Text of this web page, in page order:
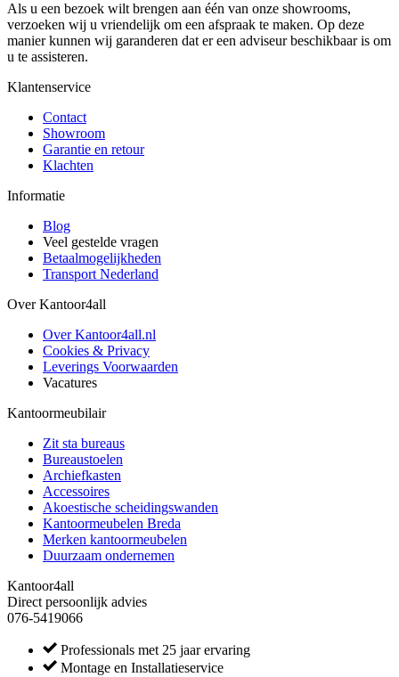
Als u een bezoek wilt brengen aan één van onze showrooms,
verzoeken wij u vriendelijk om een afspraak te maken. Op deze
manier kunnen wij garanderen dat er een adviseur beschikbaar is om
u te assisteren.
Klantenservice
Contact
Showroom
Garantie en retour
Klachten
Informatie
Blog
Veel gestelde vragen
Betaalmogelijkheden
Transport Nederland
Over Kantoor4all
Over Kantoor4all.nl
Cookies & Privacy
Leverings Voorwaarden
Vacatures
Kantoormeubilair
Zit sta bureaus
Bureaustoelen
Archiefkasten
Accessoires
Akoestische scheidingswanden
Kantoormeubelen Breda
Merken kantoormeubelen
Duurzaam ondernemen
Kantoor4all
Direct persoonlijk advies
076-5419066
Professionals met 25 jaar ervaring
Montage en Installatieservice